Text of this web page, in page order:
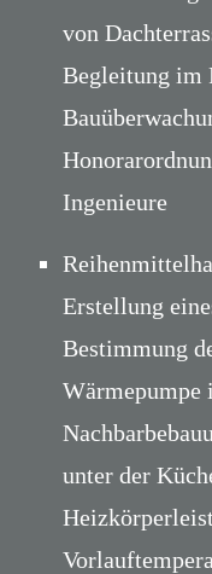
von
Begleitung im
Ingenieure
Erstellung
Bestimmung
Wärmepumpe
unter der